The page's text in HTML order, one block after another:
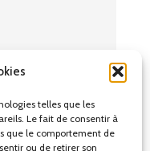
telles que les
Le fait de consentir à
que le comportement de
ou de retirer son